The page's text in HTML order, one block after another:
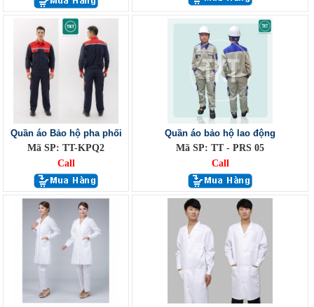
Quần áo Bảo hộ pha phối
Mã SP: TT-KPQ2
Call
Quần áo bảo hộ lao động
Mã SP: TT - PRS 05
Call